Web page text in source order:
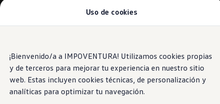
contenido
principal
a pie
de
Modelos y Concesionarios
Contáctenos
Marca y Experiencia
Volkswagen Ecuador
Noticias de Volkswagen Ecuador | Newsroom
Máxima seguridad Latin NCAP en Ecuador |
Uso de cookies
¡Bienvenido/a a IMPOVENTURA! Utilizamos cookies propias
y de terceros para mejorar tu experiencia en nuestro sitio
web. Estas incluyen cookies técnicas, de personalización y
analíticas para optimizar tu navegación.